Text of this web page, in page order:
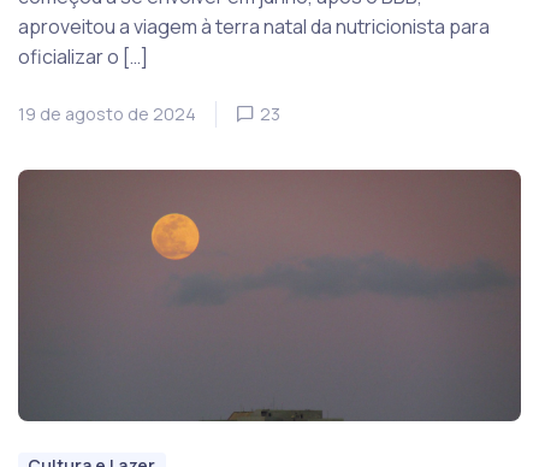
aproveitou a viagem à terra natal da nutricionista para
oficializar o […]
19 de agosto de 2024 23